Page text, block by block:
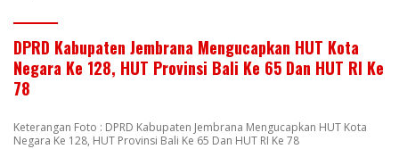
DPRD Kabupaten Jembrana Mengucapkan HUT Kota
Negara Ke 128, HUT Provinsi Bali Ke 65 Dan HUT RI Ke
78
Keterangan Foto : DPRD Kabupaten Jembrana Mengucapkan HUT Kota
Negara Ke 128, HUT Provinsi Bali Ke 65 Dan HUT RI Ke 78